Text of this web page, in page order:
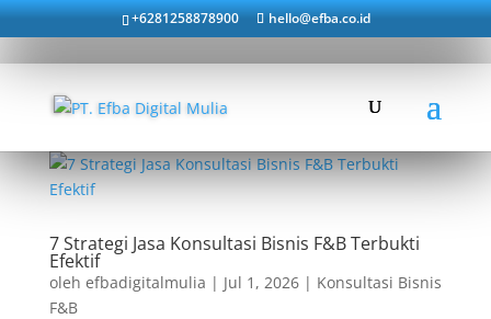
+6281258878900 hello@efba.co.id
7 Strategi Jasa Konsultasi Bisnis F&B Terbukti
Efektif
oleh efbadigitalmulia | Jul 1, 2026| Konsultasi Bisnis
F&B